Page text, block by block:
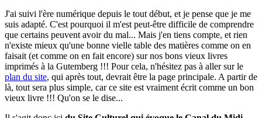
J'ai suivi l'ère numérique depuis le tout début, et je pense que je me
suis adapté. C'est pourquoi il m'est peut-être difficile de comprendre
que certains peuvent avoir du mal... Mais j'en tiens compte, et rien
n'existe mieux qu'une bonne vielle table des matières comme on en
faisait (et comme on en fait encore) sur nos bons vieux livres
imprimés à la Gutemberg !!! Pour cela, n'hésitez pas à aller sur le
plan du site, qui après tout, devrait être la page principale. A partir de
là, tout sera plus simple, car ce site est vraiment écrit comme un bon
vieux livre !!! Qu'on se le dise...